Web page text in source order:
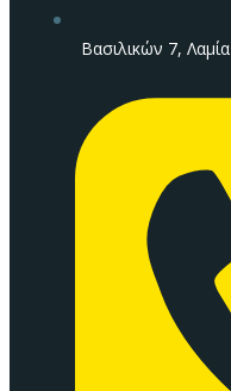
Βασιλικών 7, Λαμία